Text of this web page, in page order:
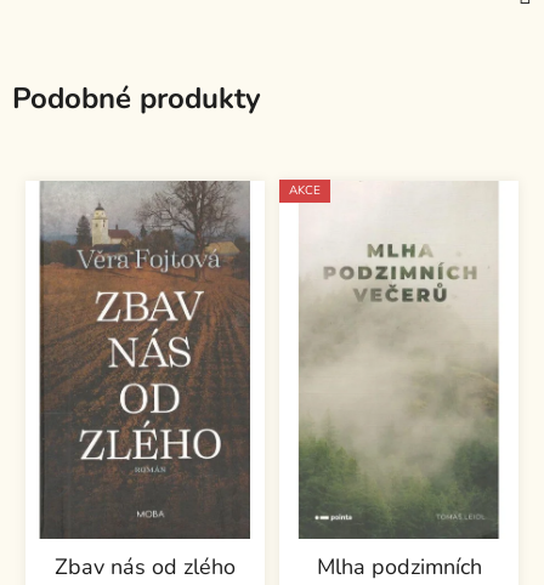
Podobné produkty
Zbav nás od zlého
AKCE
Mlha podzimních